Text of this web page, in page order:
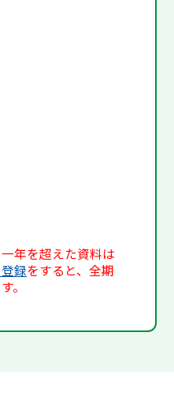
年を超えた資料は
録をすると、全期
。